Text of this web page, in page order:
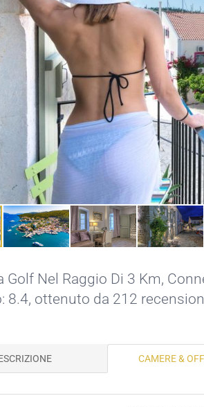
Golf Nel Raggio Di 3 Km,
8.4, ottenuto da 212
CAMERE &